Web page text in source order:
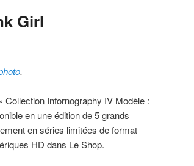
Girl
.
Collection Infornography IV Modèle :
en une édition de 5 grands
en séries limitées de format
HD dans Le Shop.